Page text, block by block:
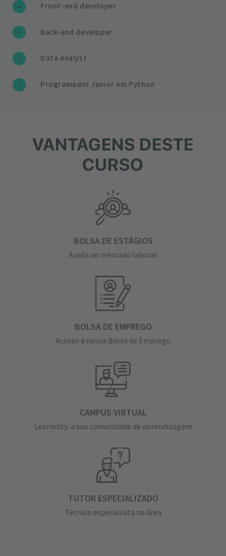
Front-end developer
Back-end developer
Data Analyst
Programador Junior em Python
VANTAGENS DESTE
CURSO
BOLSA DE ESTÁGIOS
Aceda ao mercado laboral
BOLSA DE EMPREGO
Acesso à nossa Bolsa de Emprego
CAMPUS VIRTUAL
Learnnity: a sua comunidade de aprendizagem
TUTOR ESPECIALIZADO
Técnico especialista na área